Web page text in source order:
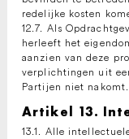
redelijke kosten
12.7. Als
herleeft het
aanzien van deze
verplichtingen uit
Partijen niet nakomt.
Artikel 13.
13.1. Alle